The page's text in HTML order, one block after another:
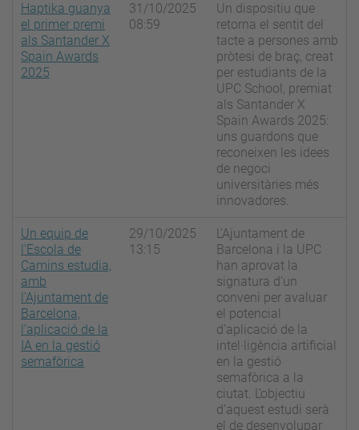
Haptika guanya
el primer premi
als Santander X
Spain Awards
2025
31/10/2025
08:59
Un dispositiu que
retorna el sentit del
tacte a persones amb
pròtesi de braç, creat
per estudiants de la
UPC School, premiat
als Santander X
Spain Awards 2025:
uns guardons que
reconeixen les idees
de negoci
universitàries més
innovadores.
Un equip de
l'Escola de
Camins estudia,
amb
l'Ajuntament de
Barcelona,
l’aplicació de la
IA en la gestió
semafòrica
29/10/2025
13:15
L’Ajuntament de
Barcelona i la UPC
han aprovat la
signatura d’un
conveni per avaluar
el potencial
d’aplicació de la
intel·ligència artificial
en la gestió
semafòrica a la
ciutat. L’objectiu
d’aquest estudi serà
el de desenvolupar